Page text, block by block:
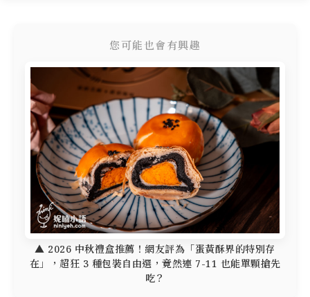
您可能也會有興趣
▲ 2026 中秋禮盒推薦！網友評為「蛋黃酥界的特別存
在」，超狂 3 種包裝自由選，竟然連 7-11 也能單顆搶先
吃？